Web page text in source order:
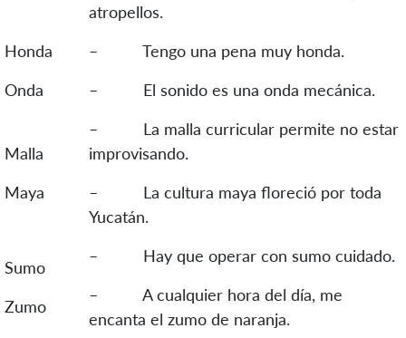
atropellos.
Honda
Onda
– Tengo una pena muy honda.
– El sonido es una onda mecánica.
Malla
Maya
– La malla curricular permite no estar
improvisando.
– La cultura maya floreció por toda
Yucatán.
Sumo
Zumo
– Hay que operar con sumo cuidado.
– A cualquier hora del día, me
encanta el zumo de naranja.